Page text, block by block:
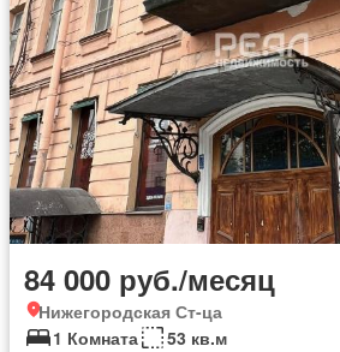
84 000 руб./месяц
Нижегородская Ст-ца
1 Комната
53 кв.м